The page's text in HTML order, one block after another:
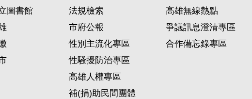
圖書館
法規檢索
市府公報
性別主流化專區
性騷擾防治專區
高雄人權專區
補(捐)助民間團體
高雄無線熱點
爭議訊息澄清專區
合作備忘錄專區